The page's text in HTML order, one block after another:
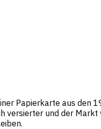
Papierkarte aus den
versierter und der